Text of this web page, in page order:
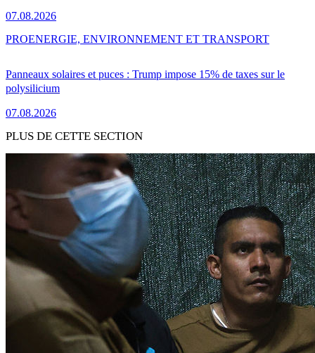
07.08.2026
Panneaux solaires et puces : Trump impose 15% de taxes sur le
polysilicium
07.08.2026
PROENERGIE, ENVIRONNEMENT ET TRANSPORT
PLUS DE CETTE SECTION